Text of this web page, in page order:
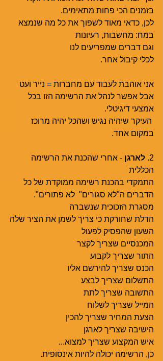
בזמנים הכי פחות מתאימים.
לכן, כדאי מאוד לשפוך את כל מה שנמצא
במח: מחשבות, רעיונות
וגם דברים שמפריעים לנו
לכלי קיבול אחר.
אני אוהבת לעבוד עם מחברות = נייר ועט
אבל אפשר לנהל את הרשימה הזו בכל
אמצעי דיגיטלי.
העיקר שיהיה נגיש ושהכל יהיה מרוכז
במקום אחד.
2. לארגן - אחרי שהכנת את הרשימה
הכללית
התמקדי בהכנת רשימה ממוקדת של כל
הדברים ה"לא סגורים"  לא פתורים".
מסגרת הזכוכית שנשברה
הדלת שחורקת כי צריך לשמן את הציר שלה
השעון שהפסיק לפעול
המכנסיים שצריך לקצר
התור שצריך לקבוע
הכנס שצריך להירשם אליו
התשלום שצריך לבצע
התשובה שצריך לתת
המייל שצריך לשלוח
הצעת המחיר שצריך להכין
הישיבה שצריך לארגן
איש המקצוע שצריך למצוא...
כן, הרשימה יכולה להיות אינסופית.